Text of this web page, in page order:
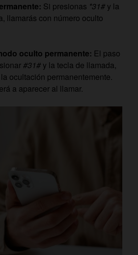
Si presionas *31# y la
llamarás con número oculto
oculto permanente: El paso
#31# y la tecla de llamada,
ocultación permanentemente.
a aparecer al llamar.